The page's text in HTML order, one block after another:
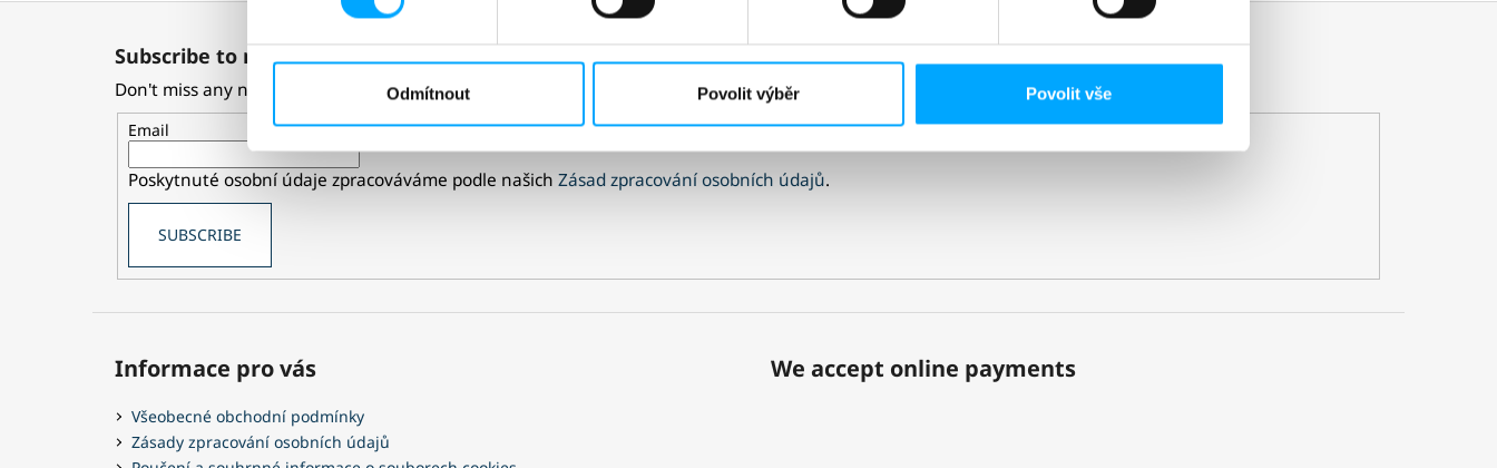
Odmítnout Povolit výběr Povolit vše
F
Subscribe to newsletter
Don't miss any news or discounts now!
Email
Poskytnuté osobní údaje zpracováváme podle našich Zásad zpracování osobních údajů.
SUBSCRIBE
Informace pro vás
Všeobecné obchodní podmínky
Zásady zpracování osobních údajů
We accept online payments